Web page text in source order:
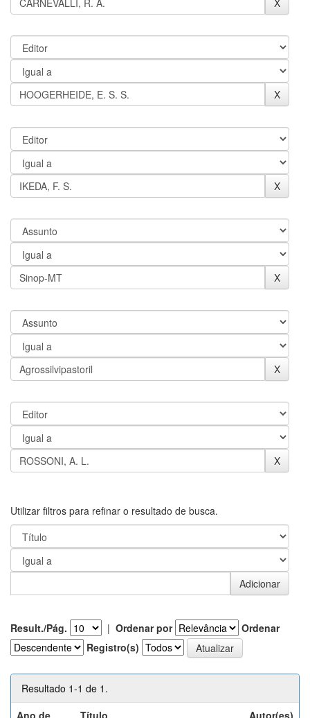
Utilizar filtros para refinar o resultado de busca.
Result./Pág. | Ordenar por
Ordenar
Registro(s)
Resultado 1-1 de 1.
Ano de
Título Autor(es)